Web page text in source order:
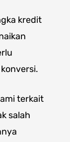
kredit
terkait
salah